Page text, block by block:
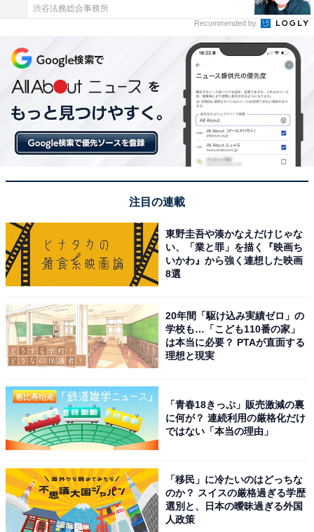
渋谷法務総合事務所
Recommended by
注目の連載
東野圭吾や湊かなえだけじゃな
い、「業と罪」を描く『映画ち
いかわ』から強く連想した映画
8選
20年間「駆け込み実績ゼロ」の
学校も…「こども110番の家」
は本当に必要？ PTAが直面する
理想と現実
「青春18きっぷ」販売激減の裏
に何が？ 連続利用の厳格化だけ
ではない「本当の理由」
「移民」に冷たいのはどっちな
のか？ スイスの厳格過ぎる学歴
選別と、日本の曖昧過ぎる外国
人政策